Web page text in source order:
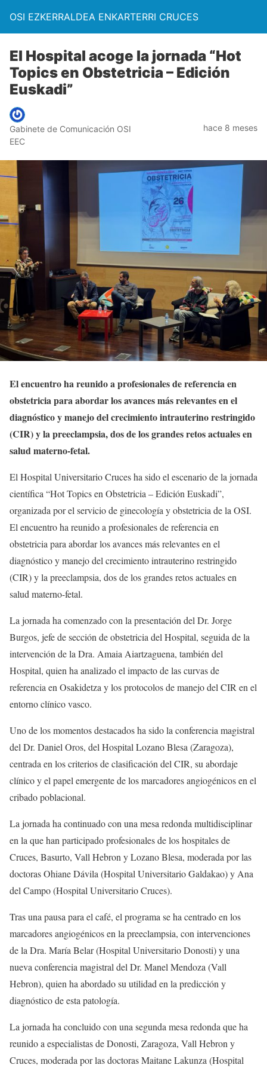
OSI EZKERRALDEA ENKARTERRI CRUCES
El Hospital acoge la jornada “Hot
Topics en Obstetricia – Edición
Euskadi”
Gabinete de Comunicación OSI
EEC
hace 8 meses
El encuentro ha reunido a profesionales de referencia en
obstetricia para abordar los avances más relevantes en el
diagnóstico y manejo del crecimiento intrauterino restringido
(CIR) y la preeclampsia, dos de los grandes retos actuales en
salud materno-fetal.
El Hospital Universitario Cruces ha sido el escenario de la jornada
científica “Hot Topics en Obstetricia – Edición Euskadi”,
organizada por el servicio de ginecología y obstetricia de la OSI.
El encuentro ha reunido a profesionales de referencia en
obstetricia para abordar los avances más relevantes en el
diagnóstico y manejo del crecimiento intrauterino restringido
(CIR) y la preeclampsia, dos de los grandes retos actuales en
salud materno-fetal.
La jornada ha comenzado con la presentación del Dr. Jorge
Burgos, jefe de sección de obstetricia del Hospital, seguida de la
intervención de la Dra. Amaia Aiartzaguena, también del
Hospital, quien ha analizado el impacto de las curvas de
referencia en Osakidetza y los protocolos de manejo del CIR en el
entorno clínico vasco.
Uno de los momentos destacados ha sido la conferencia magistral
del Dr. Daniel Oros, del Hospital Lozano Blesa (Zaragoza),
centrada en los criterios de clasificación del CIR, su abordaje
clínico y el papel emergente de los marcadores angiogénicos en el
cribado poblacional.
La jornada ha continuado con una mesa redonda multidisciplinar
en la que han participado profesionales de los hospitales de
Cruces, Basurto, Vall Hebron y Lozano Blesa, moderada por las
doctoras Ohiane Dávila (Hospital Universitario Galdakao) y Ana
del Campo (Hospital Universitario Cruces).
Tras una pausa para el café, el programa se ha centrado en los
marcadores angiogénicos en la preeclampsia, con intervenciones
de la Dra. María Belar (Hospital Universitario Donosti) y una
nueva conferencia magistral del Dr. Manel Mendoza (Vall
Hebron), quien ha abordado su utilidad en la predicción y
diagnóstico de esta patología.
La jornada ha concluido con una segunda mesa redonda que ha
reunido a especialistas de Donosti, Zaragoza, Vall Hebron y
Cruces, moderada por las doctoras Maitane Lakunza (Hospital